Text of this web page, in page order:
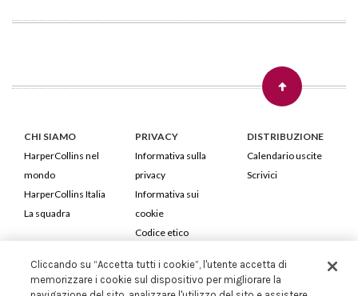
CHI SIAMO
HarperCollins nel
mondo
HarperCollins Italia
La squadra
PRIVACY
Informativa sulla
privacy
Informativa sui
cookie
Codice etico
DISTRIBUZIONE
Calendario uscite
Scrivici
HarperCollins Italia S.p.A. Viale Monte Nero, 84 - 20135 Milano
Cod. Fiscale e P.IVA 05946780151 - Capitale Sociale 258.250 €
Cliccando su “Accetta tutti i cookie”, l'utente accetta di
memorizzare i cookie sul dispositivo per migliorare la